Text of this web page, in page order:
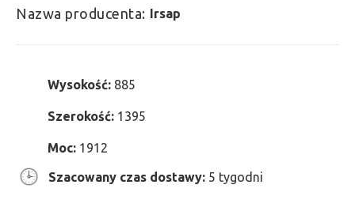
Nazwa producenta: Irsap
Wysokość: 885
Szerokość: 1395
Moc: 1912
Szacowany czas dostawy: 5 tygodni